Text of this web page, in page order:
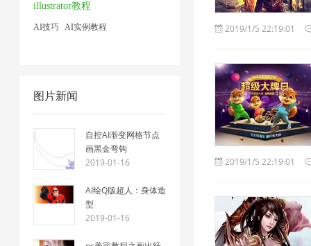
illustrator教程
AI技巧 AI实例教程
图片新闻
自控AI渐变网格节点
画黑金弯钩
2019-01-16
AI绘Q版超人：身体造
型
2019-01-16
2019/1/5 22:19:01
2019/1/5 22:19:01